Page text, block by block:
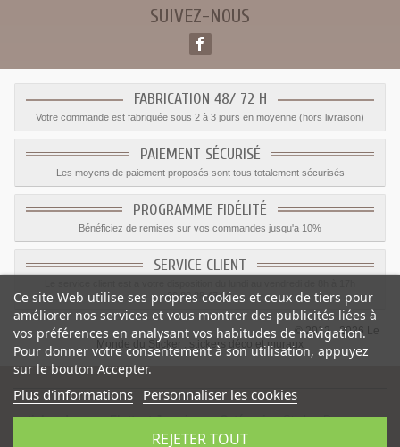
SUIVEZ-NOUS
FABRICATION 48/ 72 H
Votre commande est fabriquée sous 2 à 3 jours en moyenne (hors livraison)
PAIEMENT SÉCURISÉ
Les moyens de paiement proposés sont tous totalement sécurisés
PROGRAMME FIDÉLITÉ
Bénéficiez de remises sur vos commandes jusqu'a 10%
SERVICE CLIENT
09.82.28.47.69.
© 2012 - 2026 Le
Monde du Sticker :
stickers déco et muraux
sticker drapeau Flottant Jamaique-Catégorie:Sticker Drapeaux-
Prix:1.15€
Ce site Web utilise ses propres cookies et ceux de tiers pour
améliorer nos services et vous montrer des publicités liées à
vos préférences en analysant vos habitudes de navigation.
Pour donner votre consentement à son utilisation, appuyez
sur le bouton Accepter.
Plus d'informations Personnaliser les cookies
REJETER TOUT